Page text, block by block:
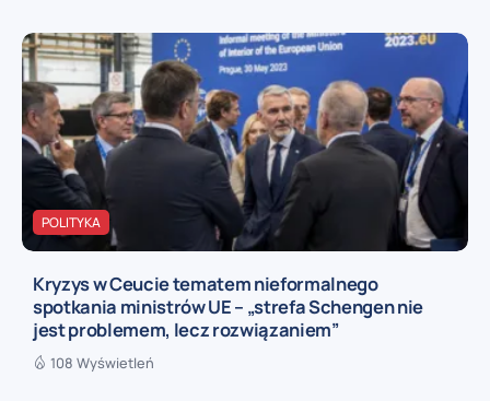
POLITYKA
Kryzys w Ceucie tematem nieformalnego
spotkania ministrów UE – „strefa Schengen nie
jest problemem, lecz rozwiązaniem”
108 Wyświetleń